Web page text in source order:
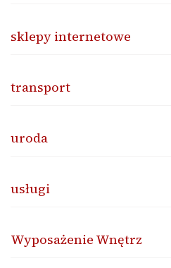
sklepy internetowe
transport
uroda
usługi
Wyposażenie Wnętrz